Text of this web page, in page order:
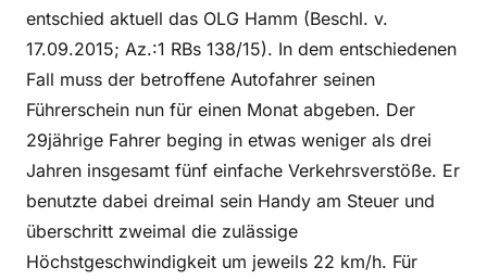
entschied aktuell das OLG Hamm (Beschl. v.
17.09.2015; Az.:1 RBs 138/15). In dem entschiedenen
Fall muss der betroffene Autofahrer seinen
Führerschein nun für einen Monat abgeben. Der
29jährige Fahrer beging in etwas weniger als drei
Jahren insgesamt fünf einfache Verkehrsverstöße. Er
benutzte dabei dreimal sein Handy am Steuer und
überschritt zweimal die zulässige
Höchstgeschwindigkeit um jeweils 22 km/h. Für